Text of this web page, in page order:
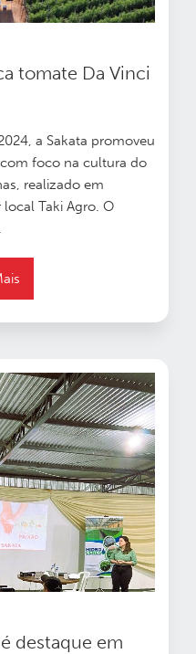
tomate Da Vinci
a Sakata promoveu
foco na cultura do
realizado em
Taki Agro. O
destaque em